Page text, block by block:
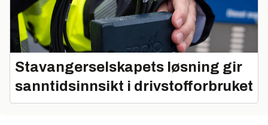
Stavangerselskapets løsning gir
sanntidsinnsikt i drivstofforbruket